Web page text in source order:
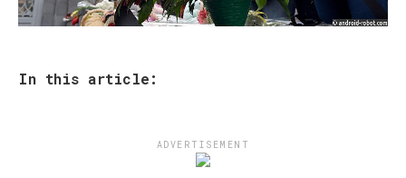
In this article:
ADVERTISEMENT